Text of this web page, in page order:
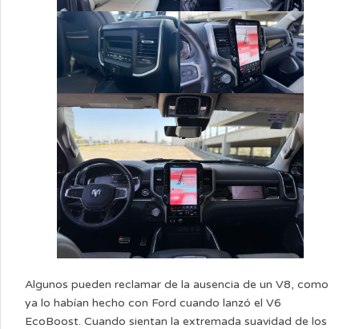
Algunos pueden reclamar de la ausencia de un V8, como
ya lo habían hecho con Ford cuando lanzó el V6
EcoBoost. Cuando sientan la extremada suavidad de los